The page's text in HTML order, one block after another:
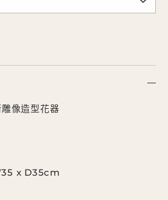
像造型花器
x D35cm